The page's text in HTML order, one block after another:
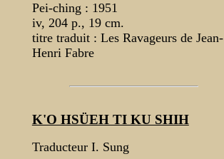
Pei-ching : 1951
iv, 204 p., 19 cm.
titre traduit : Les Ravageurs de Jean-
Henri Fabre
K'O HSÜEH TI KU SHIH
Traducteur I. Sung